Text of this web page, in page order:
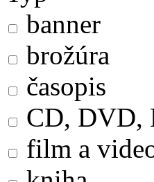
banner
brožúra
časopis
CD, DVD,
film a